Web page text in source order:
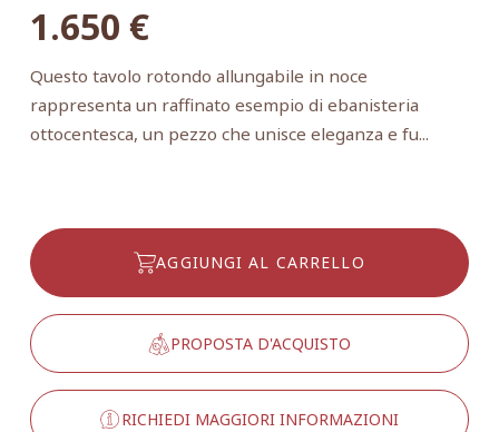
1.650 €
Questo tavolo rotondo allungabile in noce
rappresenta un raffinato esempio di ebanisteria
ottocentesca, un pezzo che unisce eleganza e fu...
AGGIUNGI AL CARRELLO
PROPOSTA D'ACQUISTO
RICHIEDI MAGGIORI INFORMAZIONI